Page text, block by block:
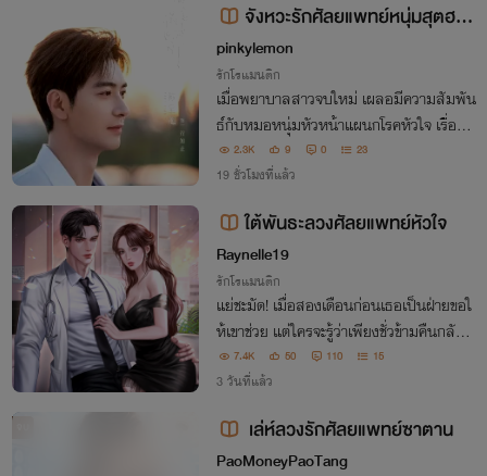
จังหวะรักศัลยแพทย์หนุ่มสุตฮอ
ต Rhythm of love
pinkylemon
รักโรแมนติก
เมื่อพยาบาลสาวจบใหม่ เผลอมีความสัมพัน
ธ์กับหมอหนุ่มหัวหน้าแผนกโรคหัวใจ เรื่องร
าวจะเป็นอย่างไรต่อ "ก็แค่เรื่องคืนเดียว ก็เห
มือนหลายคืนที่คุณนอนฝันนอนละเมอถึงห
2.3K 9 0 23
19 ชั่วโมงที่แล้ว
ใต้พันธะลวงศัลยแพทย์หัวใจ
Raynelle19
รักโรแมนติก
แย่ชะมัด! เมื่อสองเดือนก่อนเธอเป็นฝ่ายขอใ
ห้เขาช่วย แต่ใครจะรู้ว่าเพียงชั่วข้ามคืนกลับ
นำไปสู่สถานะสามี-ภรรยา ภายใต้พันธะลวง
ของเขาเป็นเวลา 1 ปี ทว่าความรู้สึกที่ไม่ควร
7.4K 50 110 15
3 วันที่แล้ว
เล่ห์ลวงรักศัลยแพทย์ซาตาน
PaoMoneyPaoTang